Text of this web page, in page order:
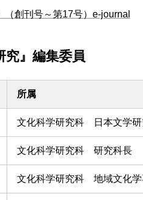
（創刊号～第17号）e-journal
究』編集委員
所属
文化科学研究科 日本文学
文化科学研究科 研究科長
文化科学研究科 地域文化